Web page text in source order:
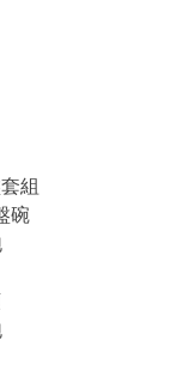
組
碗